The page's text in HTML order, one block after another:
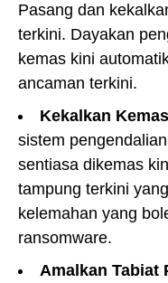
Pasang dan
terkini. Dayakan
kemas kini
ancaman terkini.
Kekalkan
sistem
sentiasa dikemas
tampung terkini
kelemahan yang
ransomware.
Amalkan Tabiat